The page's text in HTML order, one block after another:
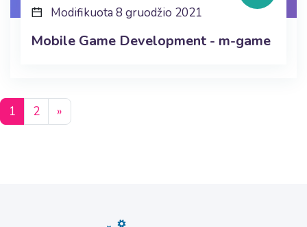
Modifikuota 8 gruodžio 2021
Mobile Game Development - m-game
1 1 puslapis
22 puslapis
»